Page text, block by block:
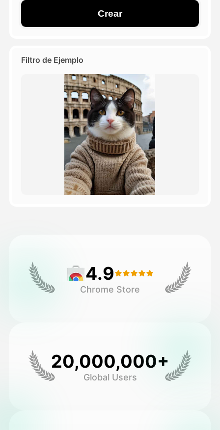
Blog
Crear
Filtro de Ejemplo
4.9
Chrome Store
20,000,000+
Global Users